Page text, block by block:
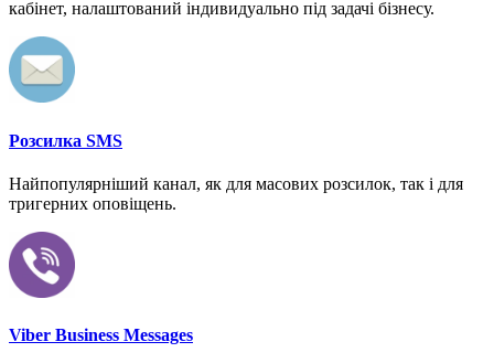
кабінет, налаштований індивидуально під задачі бізнесу.
Розсилка SMS
Найпопулярніший канал, як для масових розсилок, так і для
тригерних оповіщень.
Viber Business Messages